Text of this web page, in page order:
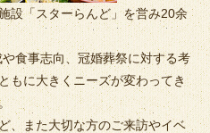
設「スターらんど」を営み20余
食事志向、冠婚葬祭に対する考
もに大きくニーズが変わってき
、また大切な方のご来訪やイベ